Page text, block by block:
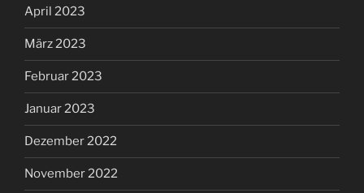
April 2023
März 2023
Februar 2023
Januar 2023
Dezember 2022
November 2022